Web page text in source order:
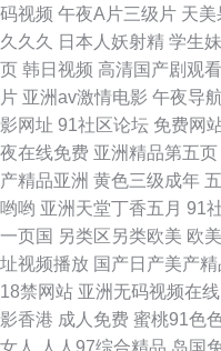
操视频播放 91素人在线精品国
91国产白浆喷水 韩国欧美 淫网
美一级性生活 91蜜桃日韩 久操
激情网 www国产品精 亚洲先峰
了 日韩色网址 美女91视视频免
人网站 人人妻人人
码视频 午夜A片三级片 天美
久久久
日本人妖射精 学生
页 韩日视频 高清国产剧观看
片 亚洲av激情电影 午夜导
影网址 91社区论坛 免费网
夜在线免费 亚洲精品第五页
产精品亚洲 黄色三级成年
哟哟 亚洲天堂丁香五月 91
一页国 另类区另类欧美 欧
址视频播放 国产日产美产精
18禁网站 亚洲无码视频在线
影香港 成人免费 蜜桃91色
女人
人人97综合精品 岛国